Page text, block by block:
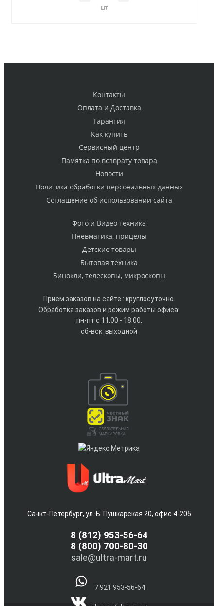
шт
Контакты
Оплата и Доставка
Гарантия
Как купить
Cервисный центр
Памятка по возврату товара
Новости
Политика обработки персональных данных
Cоглашение об использовании сайта
Фото и Видео техника
Пневматика, прицелы
Детские товары
Бытовая техника
Бинокли, телескопы, микроскопы
Прием заказов на сайте : круглосуточно.
Обработка заказов и режим работы офиса:
пн-пт с 11.00 - 18.00.
сб-вск: выходной
Санкт-Петербург, ул. Б. Пушкарская 20, офис 4-205
8 (812) 953-56-64
8 (800) 700-80-30
sale@ultra-mart.ru
7 921 953-56-64